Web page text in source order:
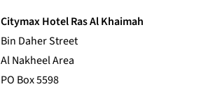
Citymax Hotel Ras Al Khaimah
Bin Daher Street
Al Nakheel Area
PO Box 5598